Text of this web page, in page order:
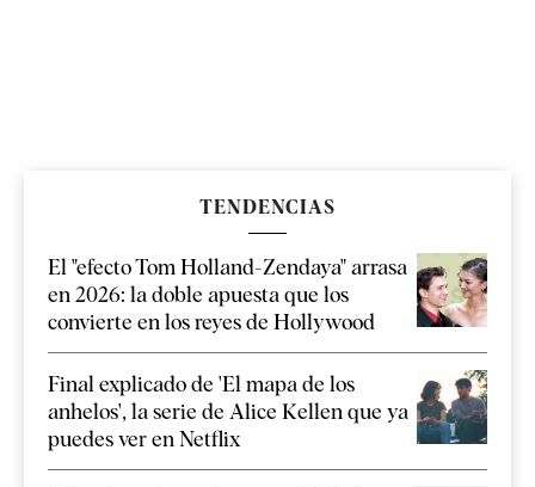
TENDENCIAS
El "efecto Tom Holland-Zendaya" arrasa
en 2026: la doble apuesta que los
convierte en los reyes de Hollywood
Final explicado de 'El mapa de los
anhelos', la serie de Alice Kellen que ya
puedes ver en Netflix